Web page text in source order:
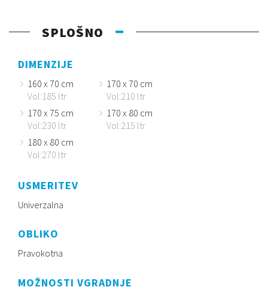
SPLOŠNO
DIMENZIJE
160 x 70 cm
Vol:185 ltr
170 x 70 cm
Vol:210 ltr
170 x 75 cm
Vol:230 ltr
170 x 80 cm
Vol:215 ltr
180 x 80 cm
Vol:270 ltr
USMERITEV
Univerzalna
OBLIKO
Pravokotna
MOŽNOSTI VGRADNJE